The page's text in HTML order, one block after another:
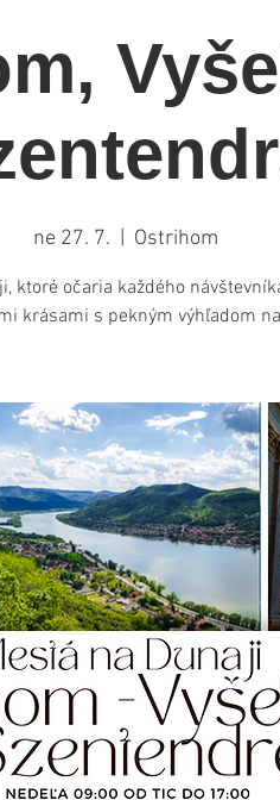
ne 27. 7. Ostrihom
ktoré očaria každého
krásami s pekným výhľadom